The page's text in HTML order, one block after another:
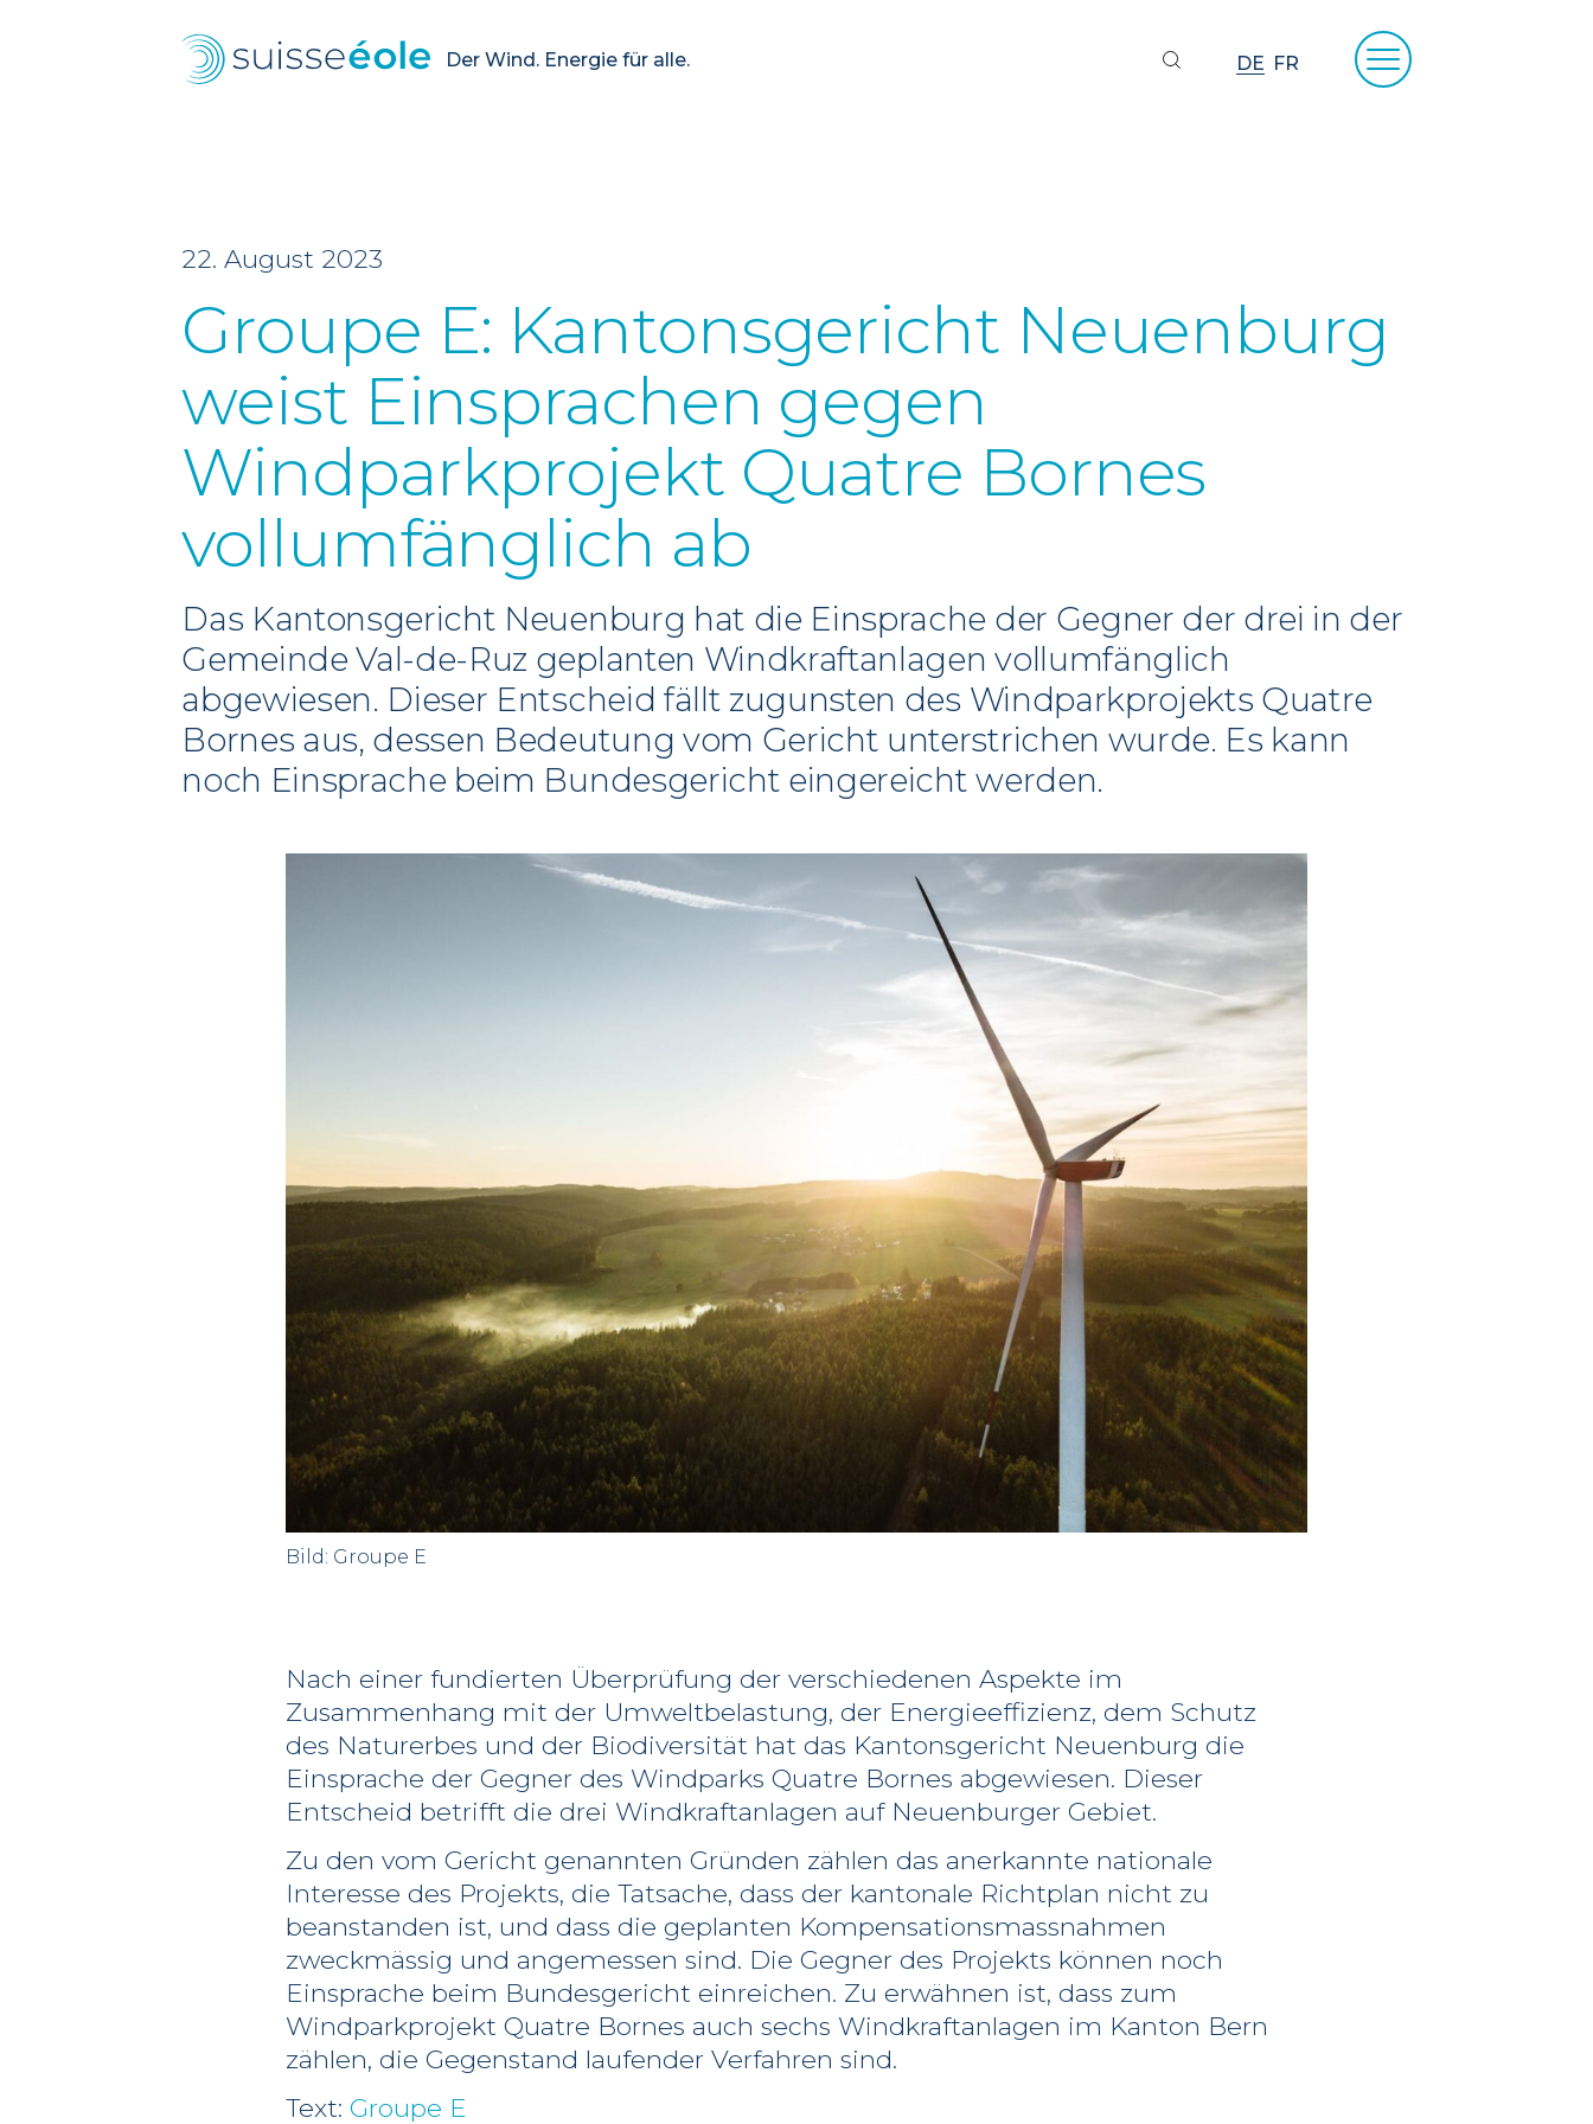
Der Wind. Energie für alle. DE FR
22. August 2023
Groupe E: Kantonsgericht Neuenburg
weist Einsprachen gegen
Windparkprojekt Quatre Bornes
vollumfänglich ab
Das Kantonsgericht Neuenburg hat die Einsprache der Gegner der drei in der
Gemeinde Val-de-Ruz geplanten Windkraftanlagen vollumfänglich
abgewiesen. Dieser Entscheid fällt zugunsten des Windparkprojekts Quatre
Bornes aus, dessen Bedeutung vom Gericht unterstrichen wurde. Es kann
noch Einsprache beim Bundesgericht eingereicht werden.
Bild: Groupe E
Nach einer fundierten Überprüfung der verschiedenen Aspekte im
Zusammenhang mit der Umweltbelastung, der Energieeffizienz, dem Schutz
des Naturerbes und der Biodiversität hat das Kantonsgericht Neuenburg die
Einsprache der Gegner des Windparks Quatre Bornes abgewiesen. Dieser
Entscheid betrifft die drei Windkraftanlagen auf Neuenburger Gebiet.
Zu den vom Gericht genannten Gründen zählen das anerkannte nationale
Interesse des Projekts, die Tatsache, dass der kantonale Richtplan nicht zu
beanstanden ist, und dass die geplanten Kompensationsmassnahmen
zweckmässig und angemessen sind. Die Gegner des Projekts können noch
Einsprache beim Bundesgericht einreichen. Zu erwähnen ist, dass zum
Windparkprojekt Quatre Bornes auch sechs Windkraftanlagen im Kanton Bern
zählen, die Gegenstand laufender Verfahren sind.
Text:Groupe E